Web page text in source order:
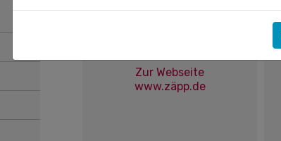
Zur Webseite
www.zäpp.de